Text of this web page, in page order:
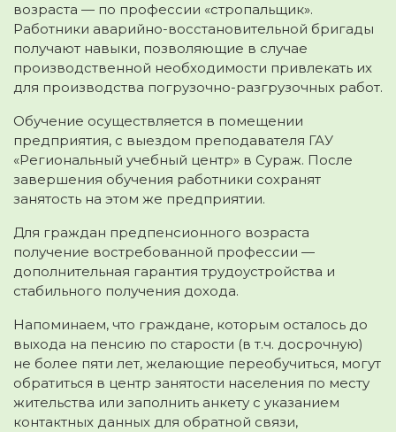
возраста — по профессии «стропальщик».
Работники аварийно-восстановительной бригады
получают навыки, позволяющие в случае
производственной необходимости привлекать их
для производства погрузочно-разгрузочных работ.
Обучение осуществляется в помещении
предприятия, с выездом преподавателя ГАУ
«Региональный учебный центр» в Сураж. После
завершения обучения работники сохранят
занятость на этом же предприятии.
Для граждан предпенсионного возраста
получение востребованной профессии —
дополнительная гарантия трудоустройства и
стабильного получения дохода.
Напоминаем, что граждане, которым осталось до
выхода на пенсию по старости (в т.ч. досрочную)
не более пяти лет, желающие переобучиться, могут
обратиться в центр занятости населения по месту
жительства или заполнить анкету с указанием
контактных данных для обратной связи,